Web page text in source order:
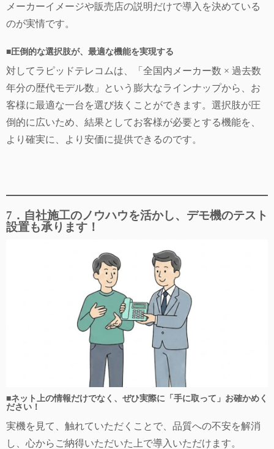
メーカーイメージや販売店の説明だけで導入を決めている
のが実情です。
■圧倒的な選択肢が、最適な機能を実現する
対してラピッドテレコムは、「全国内メーカー数 × 過去数
年分の歴代モデル数」という膨大なラインナップから、お
客様に最適な一台を選び抜くことができます。選択肢が圧
倒的に広いため、結果としてお客様が必要とする機能を、
より確実に、より安価に提供できるのです。
7．自社施工のノウハウを活かし、デモ機のテスト
設置も承ります！
■ネット上の情報だけでなく、ぜひ実際に「手に取って」お確かめく
ださい！
実機を見て、触れていただくことで、品質への不安を解消
し、心からご納得いただいた上で導入いただけます。